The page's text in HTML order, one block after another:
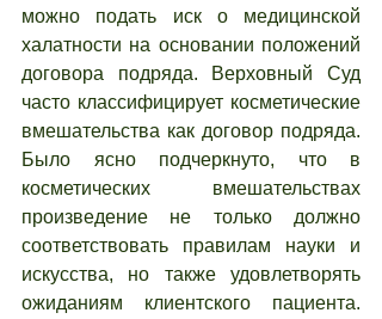
можно подать иск о медицинской
халатности на основании положений
договора подряда. Верховный Суд
часто классифицирует косметические
вмешательства как договор подряда.
Было ясно подчеркнуто, что в
косметических вмешательствах
произведение не только должно
соответствовать правилам науки и
искусства, но также удовлетворять
ожиданиям клиентского пациента.